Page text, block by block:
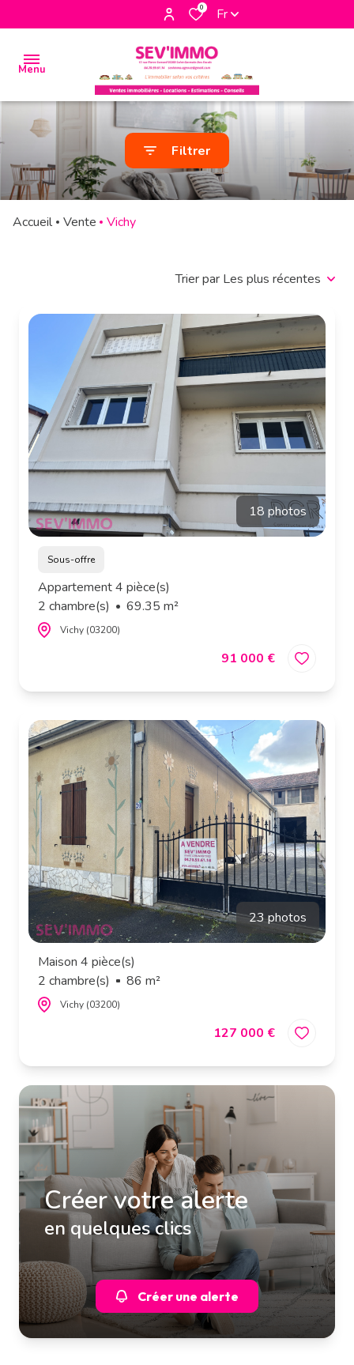
0 Fr
Menu
accueil
biens
à la
vente
biens
estimation
alerte
e-
mail
Filtrer
Accueil Vente Vichy
Trier par Les plus récentes
18 photos
Sous-offre
Appartement 4 pièce(s)
2 chambre(s)
69.35 m²
Vichy (03200)
91 000 €
23 photos
Maison 4 pièce(s)
2 chambre(s)
86 m²
Vichy (03200)
127 000 €
Créer votre alerte
en quelques clics
Créer une alerte